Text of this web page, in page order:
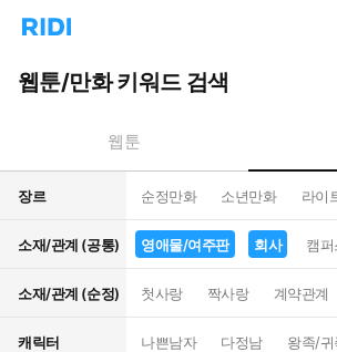
리
홈
으
턴
트
웹툰/만화 키워드 검색
웹툰
장르 순정만화 소년만화 라이
소재/관계 (공통) 영애물/여주판 회사 캠퍼
소재/관계 (순정) 첫사랑 짝사랑 계약관계
캐릭터 나쁜남자 다정남 왕족/귀